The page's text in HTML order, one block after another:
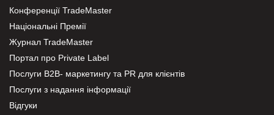
Конференції TradeMaster
Національні Премії
Журнал TradeMaster
Портал про Private Label
Послуги В2В- маркетингу та PR для клієнтів
Послуги з надання інформації
Відгуки